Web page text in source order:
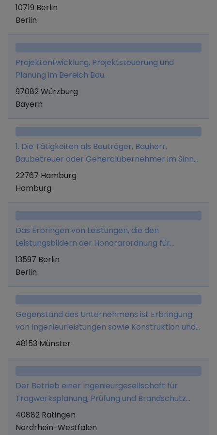
Projektbegleitung bei Erwerb oder Errichtung
solcher Anlagen für Dritte sowie Verkauf und
10719 Berlin
Berlin
Projektentwicklung, Projektsteuerung und
Planung im Bereich Bau.
97082 Würzburg
Bayern
1. Die Tätigkeiten als Bauträger, Bauherr,
Baubetreuer oder Generalübernehmer im Sinne
von § 34c Abs. 1 Satz 1 Ziffern 3. a) und 3. b)
GewO; die Planung, Projektierung, Errichtung und
Wohnanlage für Service Wohnen, der Erwerb
und die Veräußerung solcher Immobilien;
insbesondere im Droopweg, 20537 Hamburg. 2.
Zu diesem Zweck darf die Gesellschaft bebaute
und unbebaute Grundstücke erwerben und
veräußern.
22767 Hamburg
Hamburg
Das Erbringen von Leistungen, die den
Leistungsbildern der Honorarordnung für
Architekten und Ingenieure (HOAI) -
einschließlich deren Anlage 1 - zuzurechnen sind
die hiermit in Zusammenhang stehen.
13597 Berlin
Berlin
Gegenstand des Unternehmens ist Erbringung
von Ingenieurleistungen sowie Konstruktion und
Entwicklung von Technologien zur regenerativen
48153 Münster
Der Betrieb einer Ingenieurgesellschaft für
Tragwerksplanung, Prüfung und Brandschutz
sowie weitere Ingenieurleistungen.
40882 Ratingen
Nordrhein-Westfalen